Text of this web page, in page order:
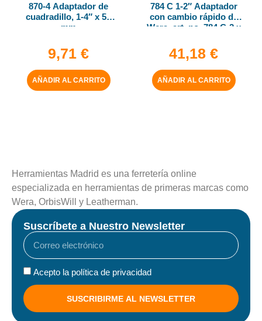
870-4 Adaptador de
cuadradillo, 1-4″ x 50
mm
9,71 €
AÑADIR AL CARRITO
784 C 1-2″ Adaptador
con cambio rápido de
Wera, art. no. 784 C-2 x
41,18 €
AÑADIR AL CARRITO
Herramientas Madrid es una ferretería online
especializada en herramientas de primeras marcas como
Wera, OrbisWill y Leatherman.
Suscríbete a Nuestro Newsletter
Acepto la política de privacidad
SUSCRIBIRME AL NEWSLETTER